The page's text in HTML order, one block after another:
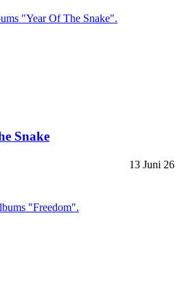
Snake
13 Juni 26